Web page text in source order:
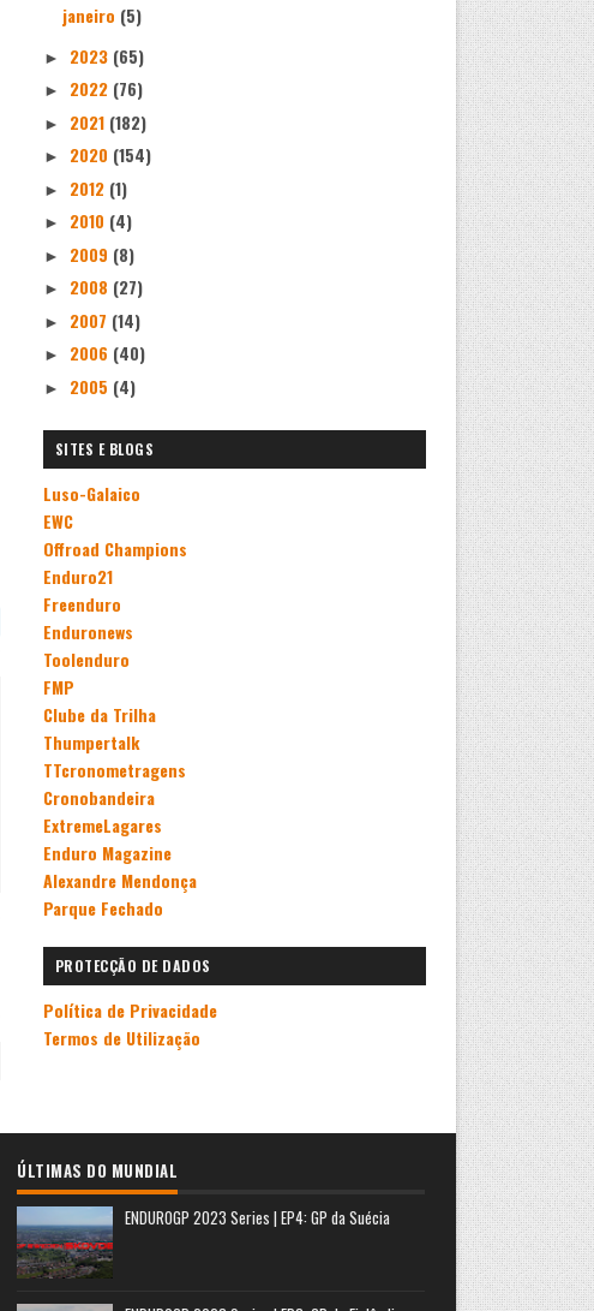
janeiro (5)
► 2023 (65)
► 2022 (76)
► 2021 (182)
► 2020 (154)
► 2012 (1)
► 2010 (4)
► 2009 (8)
► 2008 (27)
► 2007 (14)
► 2006 (40)
► 2005 (4)
SITES E BLOGS
Luso-Galaico
EWC
Offroad Champions
Enduro21
Freenduro
Enduronews
Toolenduro
FMP
Clube da Trilha
Thumpertalk
TTcronometragens
Cronobandeira
ExtremeLagares
Enduro Magazine
Alexandre Mendonça
Parque Fechado
PROTECÇÃO DE DADOS
Política de Privacidade
Termos de Utilização
ÚLTIMAS DO MUNDIAL
ENDUROGP 2023 Series | EP4: GP da Suécia